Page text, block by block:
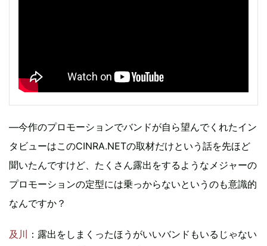
―今作のプロモーションでバンドが自ら望んでくれたイン
タビューはこのCINRA.NETの取材だけという話を先ほど
聞いたんですけど、たくさん露出をするようなメジャーの
プロモーションの定型には乗っからないというのも意識的
なんですか？
及川 ：露出をしまくったほうがいいバンドもいるじゃない